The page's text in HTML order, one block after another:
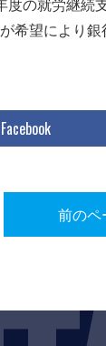
望により銀
Facebook
前のペ